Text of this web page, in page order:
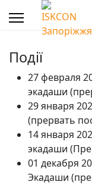
Події
27 февраля
экадаши
29 января
(прервать
14 января
экадаши
01 декабря
Экадаши